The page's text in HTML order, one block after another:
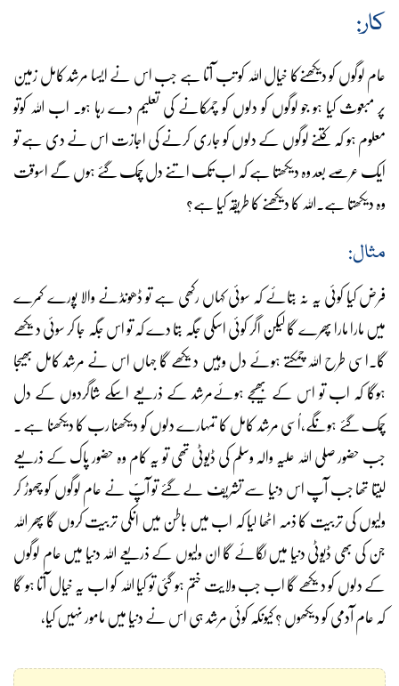
کار:
عام لوگوں کو دیکھنےکا خیال اللہ کو تب آتا ہے جب اس نے ایسا مرشد کامل زمین
پر مبعوث کیا ہو جو لوگوں کو دلوں کو چمکانے کی تعلیم دے رہا ہو۔ اب اللہ کوتو
معلوم ہو کہ کتنے لوگوں کے دلوں کو جاری کرنے کی اجازت اس نے دی ہے تو
ایک عرصے بعد وہ دیکھتا ہے کہ اب تک اتنے دل چمک گئے ہوں گے اسوقت
وہ دیکھتا ہے۔اللہ کا دیکھنے کا طریقہ کیا ہے؟
مثال:
فرض کیا کوئی یہ نہ بتائے کہ سوئی کہاں رکھی ہے تو ڈھونڈنے والا پورے کمرے
میں مارا مارا پھرے گا لیکن اگر کوئی اسکی جگہ بتا دے کہ تو اس جگہ جا کر سوئی دیکھے
گا۔اسی طرح اللہ چمکتے ہوئے دل وہیں دیکھے گا جہاں اس نے مرشد کامل بھیجا
ہوگا کہ اب تو اس کے بھیجے ہوئےمرشد کے ذریعے اسکے شاگردوں کے دل
چمک گئے ہونگے،اُسی مرشد کامل کا تمہارے دلوں کو دیکھنا رب کا دیکھنا ہے ۔
جب حضور صلی اللہ علیہ والہ وسلم کی ڈیوٹی تھی تو یہ کام وہ حضور پاک کے ذریعے
لیتا تھا جب آپ اس دنیا سے تشریف لے گئے تو آپؐ نے عام لوگوں کو چھوڑ کر
ولیوں کی تربیت کا ذمہ اٹھا لیا کہ اب میں باطن میں انکی تربیت کروں گا پھر اللہ
جن کی بھی ڈیوٹی دنیا میں لگائے گا ان ولیوں کے ذریعے اللہ دنیا میں عام لوگوں
کے دلوں کو دیکھے گا اب جب ولایت ختم ہو گئی تو کیا اللہ کو اب یہ خیال آتا ہو گا
کہ عام آدمی کو دیکھوں ؟ کیونکہ کوئی مرشد ہی اس نے دنیا میں مامور نہیں کیا،